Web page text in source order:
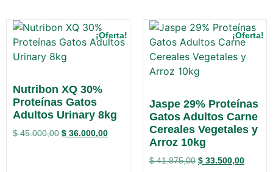
¡Oferta!
Nutribon XQ 30%
Proteínas Gatos
Adultos Urinary 8kg
$45.000,00 $ 36.000,00
¡Oferta!
Jaspe 29% Proteínas
Gatos Adultos Carne
Cereales Vegetales y
Arroz 10kg
$41.875,00 $ 33.500,00